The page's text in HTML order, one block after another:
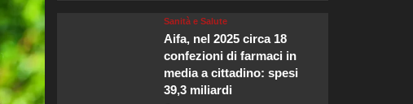
Sanità e Salute
Aifa, nel 2025 circa 18
confezioni di farmaci in
media a cittadino: spesi
39,3 miliardi